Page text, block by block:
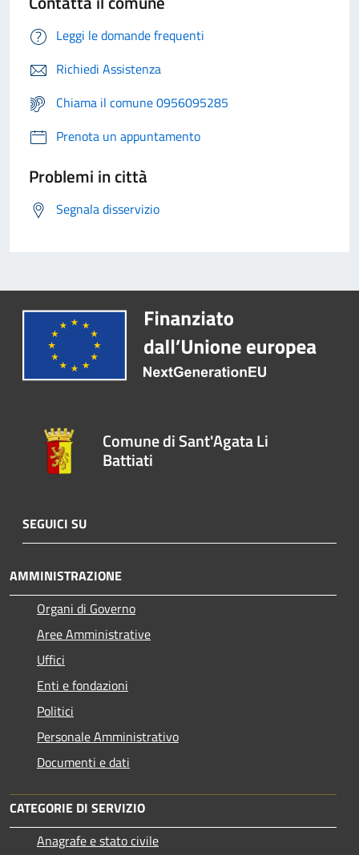
Leggi le domande frequenti
Richiedi Assistenza
Chiama il comune 0956095285
Prenota un appuntamento
Problemi in città
Segnala disservizio
Comune di Sant'Agata Li
Battiati
SEGUICI SU
AMMINISTRAZIONE
Organi di Governo
Aree Amministrative
Uffici
Enti e fondazioni
Politici
Personale Amministrativo
Documenti e dati
CATEGORIE DI SERVIZIO
Anagrafe e stato civile